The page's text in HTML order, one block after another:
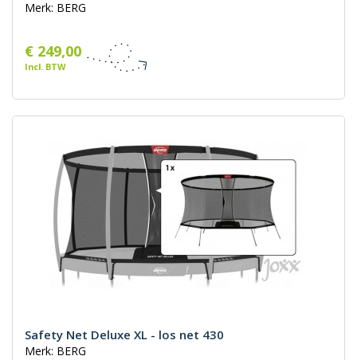
Merk: BERG
€ 249,00
Incl. BTW
Safety Net Deluxe XL - los net 430
Merk: BERG